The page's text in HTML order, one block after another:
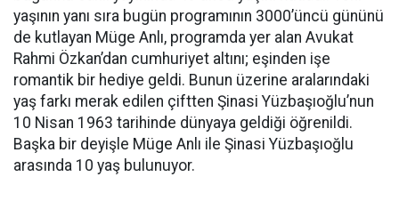
yaşının yanı sıra bugün programının 3000’üncü gününü
de kutlayan Müge Anlı, programda yer alan Avukat
Rahmi Özkan’dan cumhuriyet altını; eşinden işe
romantik bir hediye geldi. Bunun üzerine aralarındaki
yaş farkı merak edilen çiftten Şinasi Yüzbaşıoğlu’nun
10 Nisan 1963 tarihinde dünyaya geldiği öğrenildi.
Başka bir deyişle Müge Anlı ile Şinasi Yüzbaşıoğlu
arasında 10 yaş bulunuyor.